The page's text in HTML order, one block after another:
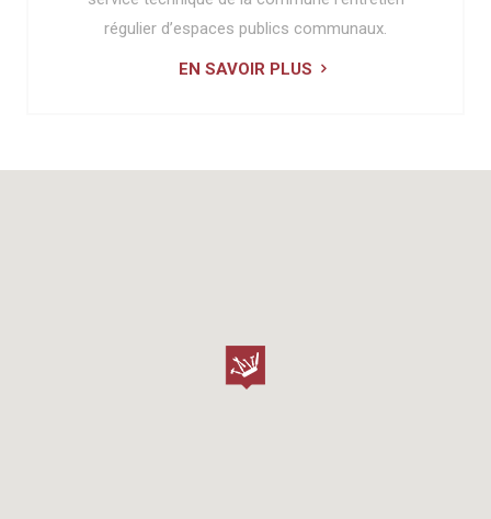
régulier d’espaces publics communaux.
EN SAVOIR PLUS